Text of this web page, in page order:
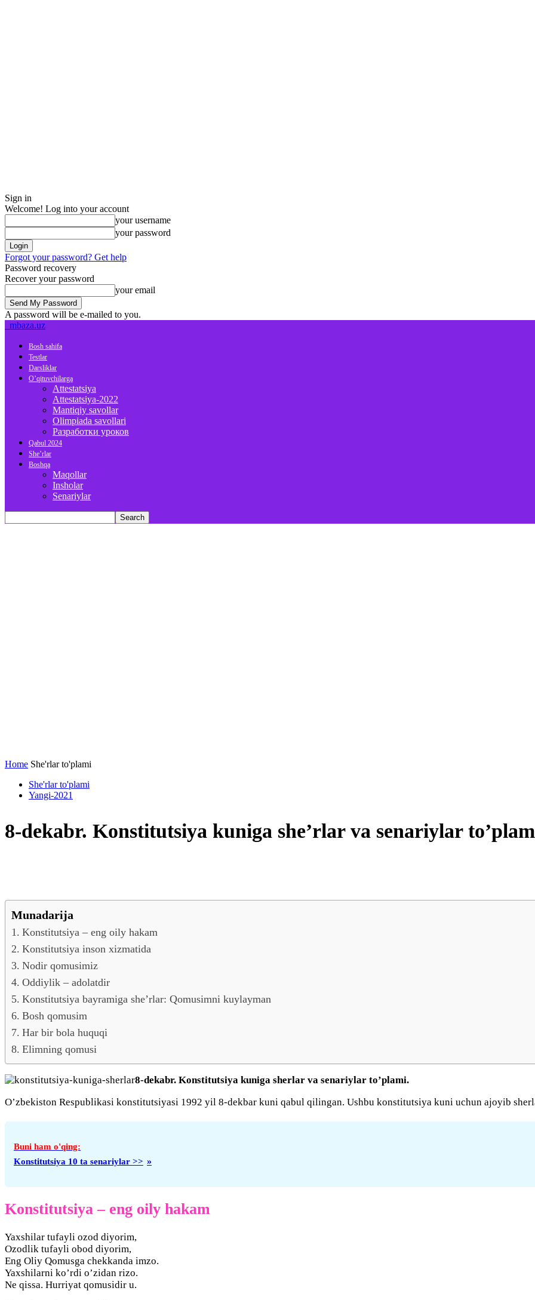
Sign in
Welcome! Log into your account
your username
your password
Forgot your password? Get help
Password recovery
Recover your password
your email
A password will be e-mailed to you.
mbaza.uz
Bosh sahifa
Testlar
Darsliklar
O’qituvchilarga
Attestatsiya
Attestatsiya-2022
Mantiqiy savollar
Olimpiada savollari
Разработки уроков
Qabul 2024
She’rlar
Boshqa
Maqollar
Insholar
Senariylar
Home She'rlar to'plami
She'rlar to'plami
Yangi-2021
8-dekabr. Konstitutsiya kuniga she’rlar va senariylar
Munadarija
Konstitutsiya – eng oily hakam
Konstitutsiya inson xizmatida
Nodir qomusimiz
Oddiylik – adolatdir
Konstitutsiya bayramiga she’rlar: Qomusimni kuylayman
Bosh qomusim
Har bir bola huquqi
Elimning qomusi
8-dekabr. Konstitutsiya kuniga sherlar va senariylar to’plami.
O’zbekiston Respublikasi konstitutsiyasi 1992 yil 8-dekbar kuni qabul qilingan. Ushbu konstitutsiya kuni uchun ajoyib
Konstitutsiya 10 ta senariylar >>
Konstitutsiya – eng oily hakam
Yaxshilar tufayli ozod diyorim,
Ozodlik tufayli obod diyorim,
Eng Oliy Qomusga chekkanda imzo.
Yaxshilarni ko’rdi o’zidan rizo.
Ne qissa. Hurriyat qomusidir u.